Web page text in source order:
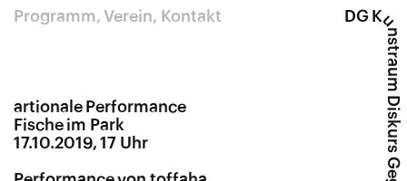
DG Ku
nstraum Diskurs Gegenwart
Programm Verein Kontakt
artionale Performance
Fische im Park
17.10.2019, 17 Uhr